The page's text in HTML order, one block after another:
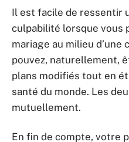
Il est facile de ressentir
culpabilité lorsque vous
mariage au milieu d’une
pouvez, naturellement,
plans modifiés tout en
santé du monde. Les
mutuellement.
En fin de compte, votre